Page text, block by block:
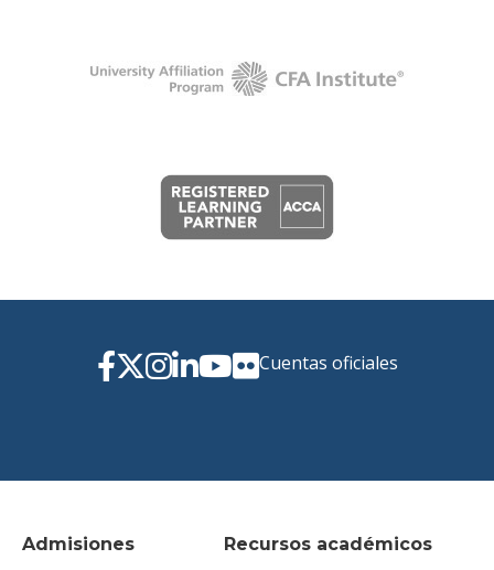
Admisiones Recursos académicos
Cuentas oficiales